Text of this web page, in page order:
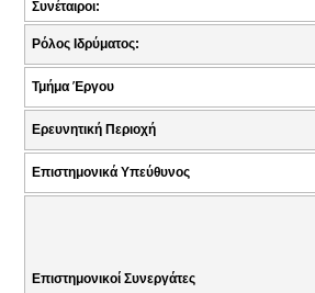
Συνέταιροι:
Ρόλος Ιδρύματος:
Τμήμα Έργου
Ερευνητική Περιοχή
Επιστημονικά Υπεύθυνος
Επιστημονικοί Συνεργάτες